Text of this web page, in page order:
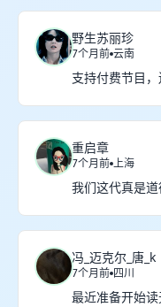
野生苏丽珍
7个月前 云南
支持付费节目，
重启章
7个月前 上海
我们这代真是
冯_迈克尔_唐_k
7个月前 四川
最近准备开始